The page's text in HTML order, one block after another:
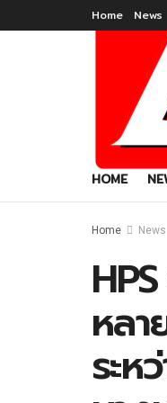
Home News
HOME
Home News
หล
ระห